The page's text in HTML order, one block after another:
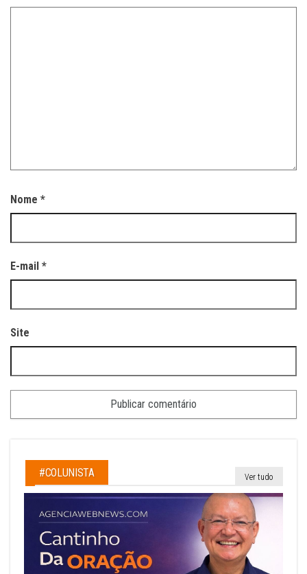
Nome *
E-mail *
Site
#COLUNISTA Ver tudo